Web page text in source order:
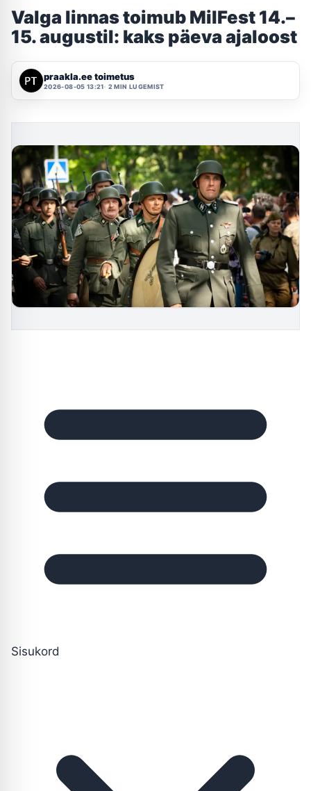
Valga linnas toimub MilFest 14.–
15. augustil: kaks päeva ajaloost
praakla.ee toimetus
2026-08-05 13:21 2 MIN LUGEMIST
Sisukord